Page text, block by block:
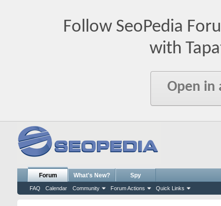
Follow SeoPedia
with
Open in
Forum
FAQ Calendar Community Forum Actions Quick Links
What's New? Spy